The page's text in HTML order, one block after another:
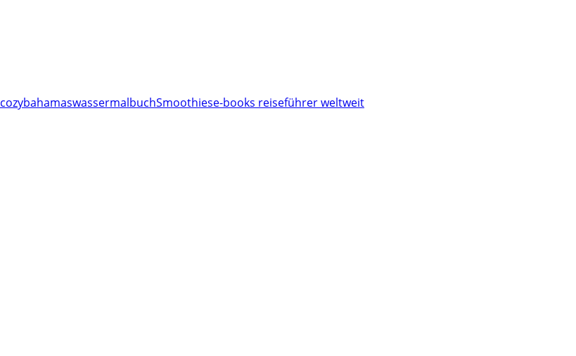
cozybahamaswassermalbuchSmoothiese-books reiseführer weltweit